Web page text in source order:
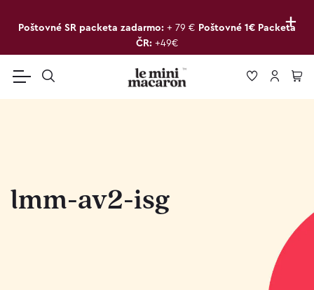
+
Poštovné SR packeta zadarmo: + 79 € Poštovné 1€ Packeta
ČR: +49€
lmm-av2-isg